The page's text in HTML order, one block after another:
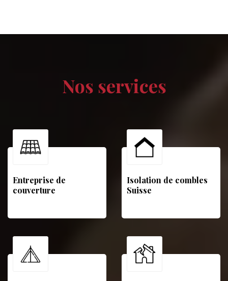
Nos services
Entreprise de
couverture
Isolation de combles
Suisse